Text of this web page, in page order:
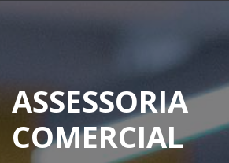
ASSESSORIA
COMERCIAL